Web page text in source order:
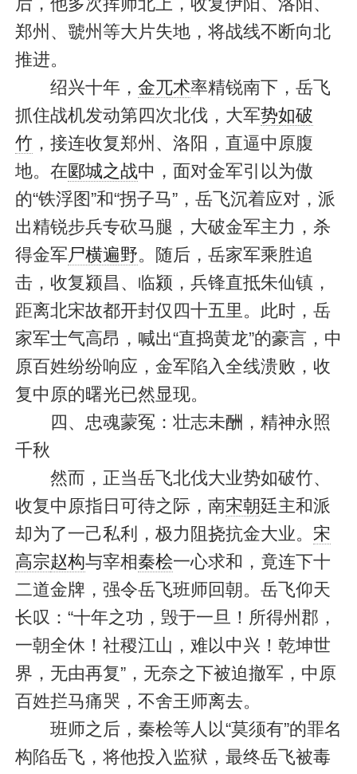
郑州、虢州等大片失地，将战线不断向北
推进。
绍兴十年， 金兀术率精锐南下，岳飞
抓住战机发动第四次北伐，大军势如破
竹 ，接连收复郑州、洛阳，直逼中原腹
地。在郾城之战中，面对金军引以为傲
的“铁浮图”和“拐子马”，岳飞沉着应对，派
出精锐步兵专砍马腿，大破金军主力，杀
得金军尸横遍野。随后，岳家军乘胜追
击，收复颍昌、临颍，兵锋直抵朱仙镇，
距离北宋故都开封仅四十五里。此时，岳
家军士气高昂，喊出“直捣黄龙”的豪言，中
原百姓纷纷响应，金军陷入全线溃败，收
复中原的曙光已然显现。
四、忠魂蒙冤：壮志未酬，精神永照
千秋
然而，正当岳飞北伐大业势如破竹、
收复中原指日可待之际，南宋朝廷主和派
却为了一己私利，极力阻挠抗金大业。 宋
高宗赵构与宰相秦桧一心求和，竟连下十
二道金牌，强令岳飞班师回朝。岳飞仰天
长叹：“十年之功，毁于一旦！所得州郡，
一朝全休！社稷江山，难以中兴！乾坤世
界，无由再复”，无奈之下被迫撤军，中原
百姓拦马痛哭，不舍王师离去。
班师之后，秦桧等人以“莫须有”的罪名
构陷岳飞，将他投入监狱，最终岳飞被毒